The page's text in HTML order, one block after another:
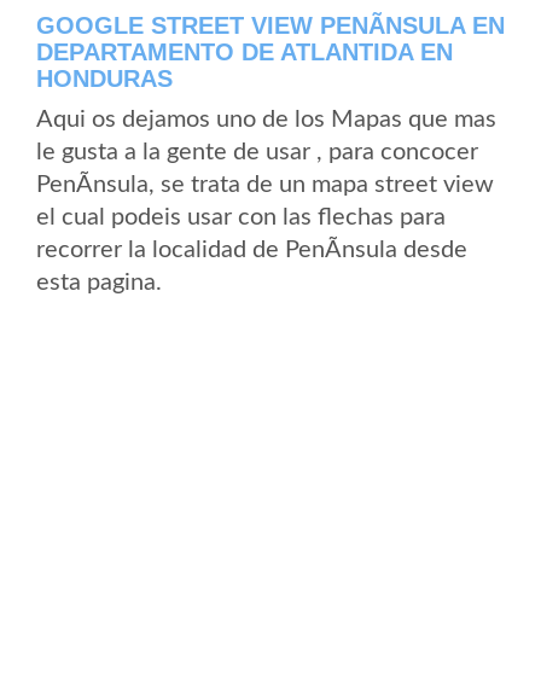
GOOGLE STREET VIEW PENÃ­NSULA EN
DEPARTAMENTO DE ATLANTIDA EN
HONDURAS
Aqui os dejamos uno de los Mapas que mas
le gusta a la gente de usar , para concocer
PenÃ­nsula, se trata de un mapa street view
el cual podeis usar con las flechas para
recorrer la localidad de PenÃ­nsula desde
esta pagina.